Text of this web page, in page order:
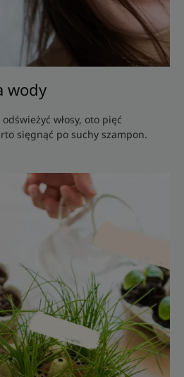
wody
włosy, oto pięć
sięgnąć po suchy szampon.